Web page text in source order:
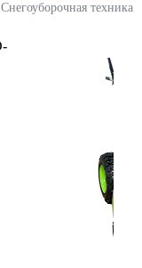
Снегоуборочная техника